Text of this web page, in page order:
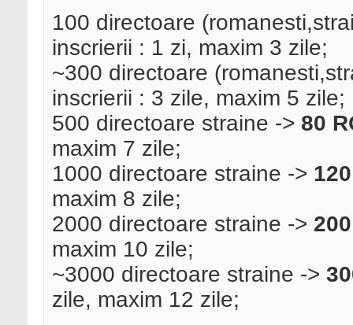
100 directoare
inscrierii : 1 zi, maxim 3 zile;
~300 directoare
inscrierii : 3 zile, maxim 5 zile;
500 directoare straine -> 80
maxim 7 zile;
1000 directoare straine ->
maxim 8 zile;
2000 directoare straine ->
maxim 10 zile;
~3000 directoare straine ->
zile, maxim 12 zile;